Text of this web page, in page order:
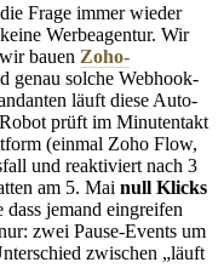
Frage immer wieder
Werbeagentur. Wir
bauen Zoho-
genau solche Webhook-
läuft diese Auto-
prüft im Minutentakt
(einmal Zoho Flow,
und reaktiviert nach 3
am 5. Mai null Klicks
jemand eingreifen
zwei Pause-Events um
zwischen „läuft